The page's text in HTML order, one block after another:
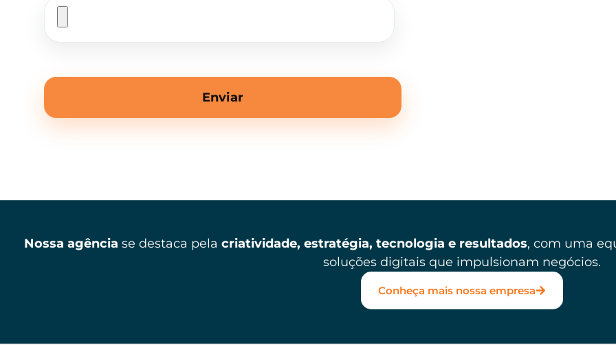
Enviar
Nossa agência se destaca pela criatividade, estratégia, tecnologia e resultados, com uma
soluções digitais que impulsionam negócios.
Conheça mais nossa empresa